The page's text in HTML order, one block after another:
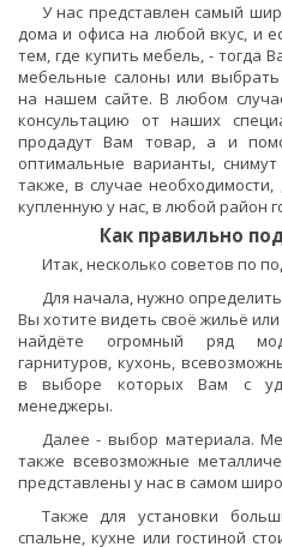
У нас представлен самый
дома и офиса на любой вкус, и
тем, где купить мебель, - тогда
мебельные салоны или
на нашем сайте. В любом
консультацию от наших
продадут Вам товар, а и
оптимальные варианты,
также, в случае
купленную у нас, в любой район
Как правильно
Итак, несколько советов по
Для начала, нужно
Вы хотите видеть своё жильё
найдёте огромный ряд
гарнитуров, кухонь,
в выборе которых Вам с
менеджеры.
Далее - выбор материала.
также всевозможные
представлены у нас в самом
Также для установки
спальне, кухне или гостиной